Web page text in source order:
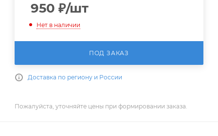
950 ₽/шт
Нет в наличии
ПОД ЗАКАЗ
Доставка по региону и России
Пожалуйста, уточняйте цены при формировании заказа.